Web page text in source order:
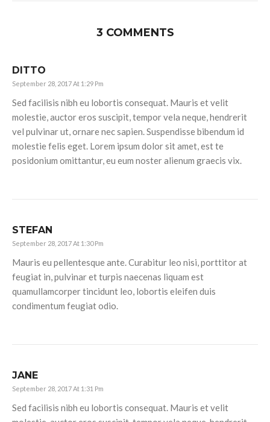
3 COMMENTS
DITTO
September 28, 2017 At 1:29 Pm
Sed facilisis nibh eu lobortis consequat. Mauris et velit
molestie, auctor eros suscipit, tempor vela neque, hendrerit
vel pulvinar ut, ornare nec sapien. Suspendisse bibendum id
molestie felis eget. Lorem ipsum dolor sit amet, est te
posidonium omittantur, eu eum noster alienum graecis vix.
STEFAN
September 28, 2017 At 1:30 Pm
Mauris eu pellentesque ante. Curabitur leo nisi, porttitor at
feugiat in, pulvinar et turpis naecenas liquam est
quamullamcorper tincidunt leo, lobortis eleifen duis
condimentum feugiat odio.
JANE
September 28, 2017 At 1:31 Pm
Sed facilisis nibh eu lobortis consequat. Mauris et velit